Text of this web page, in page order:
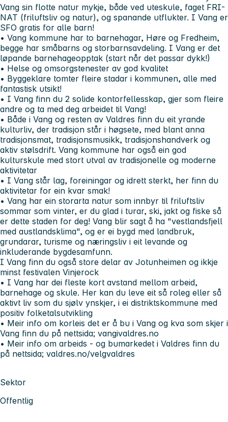
Vang sin flotte natur mykje, både ved uteskule, faget FRI-
NAT (friluftsliv og natur), og spanande utflukter. I Vang er
SFO gratis for alle barn!
• Vang kommune har to barnehagar, Høre og Fredheim,
begge har småbarns og storbarnsavdeling. I Vang er det
løpande barnehageopptak (start når det passar dykk!)
• Helse og omsorgstenester av god kvalitet
• Byggeklare tomter fleire stadar i kommunen, alle med
fantastisk utsikt!
• I Vang finn du 2 solide kontorfellesskap, gjer som fleire
andre og ta med deg arbeidet til Vang!
• Både i Vang og resten av Valdres finn du eit yrande
kulturliv, der tradisjon står i høgsete, med blant anna
tradisjonsmat, tradisjonsmusikk, tradisjonshandverk og
aktiv stølsdrift. Vang kommune har også ein god
kulturskule med stort utval av tradisjonelle og moderne
aktivitetar
• I Vang står lag, foreiningar og idrett sterkt, her finn du
aktivitetar for ein kvar smak!
• Vang har ein storarta natur som innbyr til friluftsliv
sommar som vinter, er du glad i turar, ski, jakt og fiske så
er dette staden for deg! Vang blir sagt å ha "vestlandsfjell
med austlandsklima", og er ei bygd med landbruk,
grundarar, turisme og næringsliv i eit levande og
inkluderande bygdesamfunn.
I Vang finn du også store delar av Jotunheimen og ikkje
minst festivalen Vinjerock
• I Vang har dei fleste kort avstand mellom arbeid,
barnehage og skule. Her kan du leve eit så roleg eller så
aktivt liv som du sjølv ynskjer, i ei distriktskommune med
positiv folketalsutvikling
• Meir info om korleis det er å bu i Vang og kva som skjer i
Vang finn du på nettsida; vangivaldres.no
• Meir info om arbeids - og bumarkedet i Valdres finn du
på nettsida; valdres.no/velgvaldres
Sektor
Offentlig